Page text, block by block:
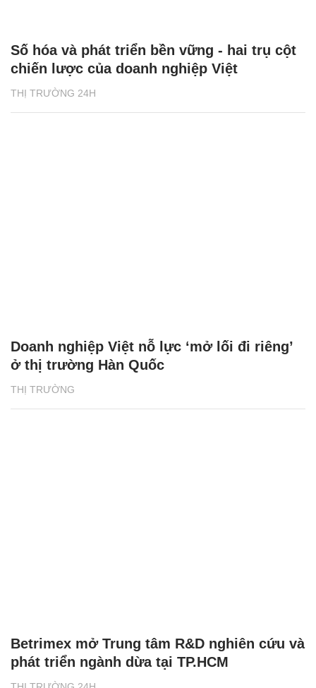
THỊ TRƯỜNG 24H
Số hóa và phát triển bền vững - hai trụ cột
chiến lược của doanh nghiệp Việt
THỊ TRƯỜNG
Doanh nghiệp Việt nỗ lực ‘mở lối đi riêng’
ở thị trường Hàn Quốc
Betrimex mở Trung tâm R&D nghiên cứu và
phát triển ngành dừa tại TP.HCM